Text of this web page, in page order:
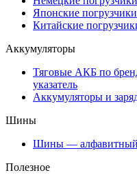
Японские погрузчики
Китайские
Аккумуляторы
Тяговые АКБ по
указатель
Аккумуляторы и
Шины
Шины — алфавитный
Полезное